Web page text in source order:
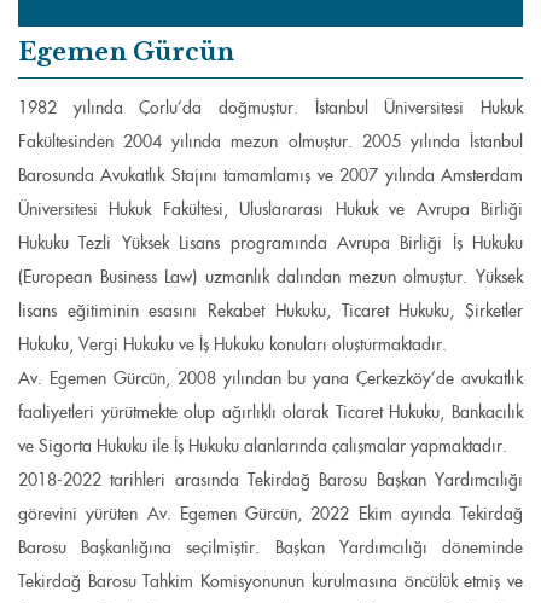
Egemen Gürcün
1982 yılında Çorlu’da doğmuştur. İstanbul Üniversitesi Hukuk
Fakültesinden 2004 yılında mezun olmuştur. 2005 yılında İstanbul
Barosunda Avukatlık Stajını tamamlamış ve 2007 yılında Amsterdam
Üniversitesi Hukuk Fakültesi, Uluslararası Hukuk ve Avrupa Birliği
Hukuku Tezli Yüksek Lisans programında Avrupa Birliği İş Hukuku
(European Business Law) uzmanlık dalından mezun olmuştur. Yüksek
lisans eğitiminin esasını Rekabet Hukuku, Ticaret Hukuku, Şirketler
Hukuku, Vergi Hukuku ve İş Hukuku konuları oluşturmaktadır.
Av. Egemen Gürcün, 2008 yılından bu yana Çerkezköy’de avukatlık
faaliyetleri yürütmekte olup ağırlıklı olarak Ticaret Hukuku, Bankacılık
ve Sigorta Hukuku ile İş Hukuku alanlarında çalışmalar yapmaktadır.
2018-2022 tarihleri arasında Tekirdağ Barosu Başkan Yardımcılığı
görevini yürüten Av. Egemen Gürcün, 2022 Ekim ayında Tekirdağ
Barosu Başkanlığına seçilmiştir. Başkan Yardımcılığı döneminde
Tekirdağ Barosu Tahkim Komisyonunun kurulmasına öncülük etmiş ve